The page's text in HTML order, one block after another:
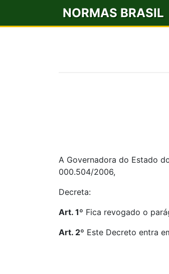
NORMAS BRASIL
A Governadora do Estado
000.504/2006,
Decreta:
Art. 1º Fica revogado o
Art. 2º Este Decreto entra